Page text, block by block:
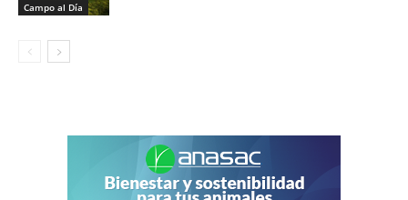
Campo al Día